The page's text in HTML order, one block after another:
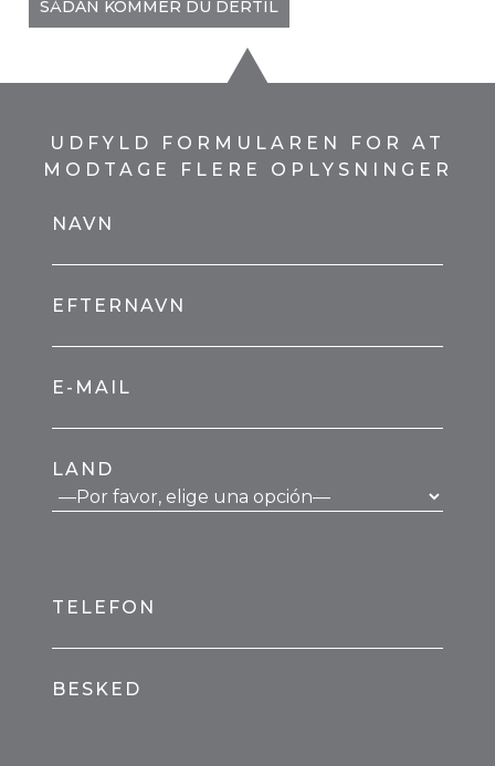
SÅDAN KOMMER DU DERTIL
UDFYLD FORMULAREN FOR AT
MODTAGE FLERE OPLYSNINGER
NAVN
EFTERNAVN
E-MAIL
LAND
TELEFON
BESKED